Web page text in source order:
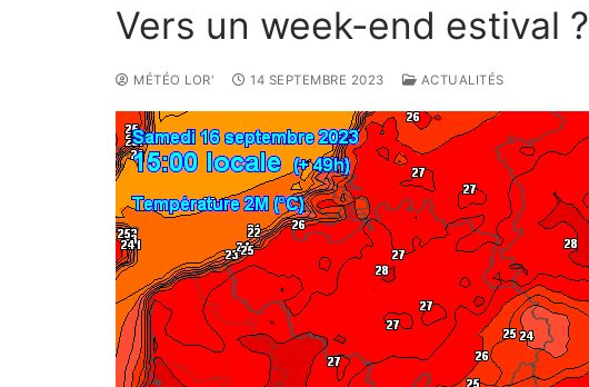
Vers un week-end estival ?
MÉTÉO LOR' 14 SEPTEMBRE 2023 ACTUALITÉS